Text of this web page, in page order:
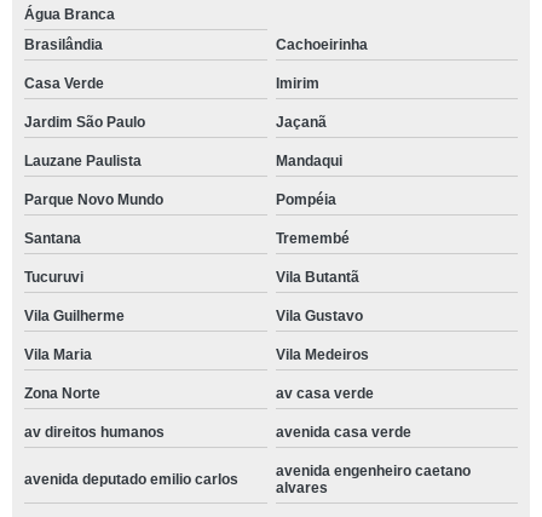
Água Branca
Brasilândia
Cachoeirinha
Casa Verde Imirim
Jardim São Paulo Jaçanã
Lauzane Paulista Mandaqui
Parque Novo Mundo Pompéia
Santana Tremembé
Tucuruvi Vila Butantã
Vila Guilherme Vila Gustavo
Vila Maria Vila Medeiros
Zona Norte av casa verde
av direitos humanos avenida casa verde
avenida deputado emilio carlos
avenida engenheiro caetano
alvares